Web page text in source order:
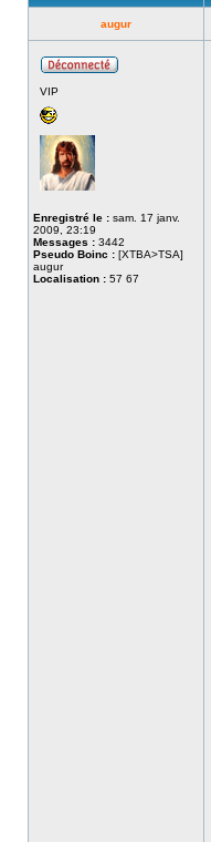
augur
VIP
Enregistré le : sam. 17 janv.
2009, 23:19
Messages : 3442
Pseudo Boinc : [XTBA>TSA]
augur
Localisation : 57 67